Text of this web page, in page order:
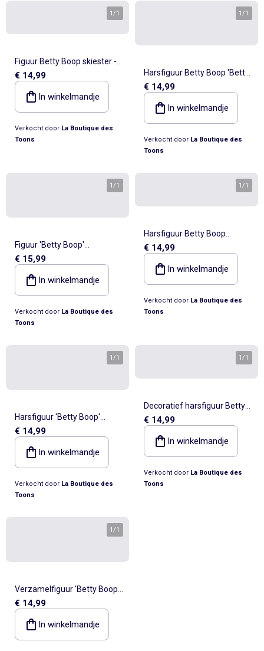
1 /1
Figuur Betty Boop skiester -
Handgeschilderde hars -
Collectie nr. 41 - 15 cm
€ 14,99
In winkelmandje
Verkocht door La Boutique des
Toons
1 /1
Harsfiguur Betty Boop 'Betty
Boop' baseball –
Handgeschilderd 15 cm
€ 14,99
In winkelmandje
Verkocht door La Boutique des
Toons
1 /1
Figuur 'Betty Boop'
serveerster restaurant –
Collectie nr. 21 – BETTY
BOOP
€ 15,99
In winkelmandje
Verkocht door La Boutique des
Toons
1 /1
Harsfiguur Betty Boop
collectie nr. 26 avonturierster
15 cm
€ 14,99
In winkelmandje
Verkocht door La Boutique des
Toons
1 /1
Harsfiguur 'Betty Boop'
Rechter – Collectie nr. 34
handgeschilderd 15 cm
€ 14,99
In winkelmandje
Verkocht door La Boutique des
Toons
1 /1
Decoratief harsfiguur Betty
Boop turnster Collectie nr. 43
15 cm Betty Boop
€ 14,99
In winkelmandje
Verkocht door La Boutique des
Toons
1 /1
Verzamelfiguur 'Betty Boop'
Cheerleader – Collectie nr. 46
– 15 cm Betty Boop
€ 14,99
In winkelmandje